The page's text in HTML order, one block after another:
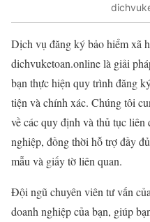
Dịch vụ đăng ký bảo hiểm xã
dichvuketoan.online là giải
bạn thực hiện quy trình đăng
tiện và chính xác. Chúng tôi
về các quy định và thủ tục liên
nghiệp, đồng thời hỗ trợ đầy
mẫu và giấy tờ liên quan.
Đội ngũ chuyên viên tư vấn
doanh nghiệp của bạn, giúp